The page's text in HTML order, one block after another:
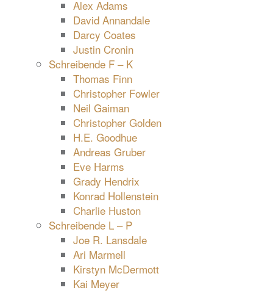
Alex Adams
David Annandale
Darcy Coates
Justin Cronin
Schreibende F – K
Thomas Finn
Christopher Fowler
Neil Gaiman
Christopher Golden
H.E. Goodhue
Andreas Gruber
Eve Harms
Grady Hendrix
Konrad Hollenstein
Charlie Huston
Schreibende L – P
Joe R. Lansdale
Ari Marmell
Kirstyn McDermott
Kai Meyer